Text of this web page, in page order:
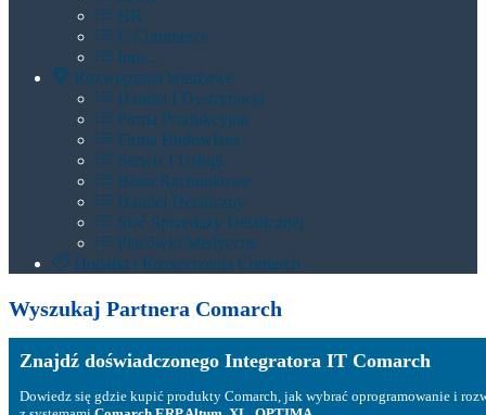
HR
E-Commerce
Inne...
Rozwiązania branżowe
Handel I Dystrybucja
Firma Produkcyjna
Firma Budowlana
Serwis I Usługi
Biura Rachunkowe
Handel Detaliczny
Sieć Sprzedaży Detalicznej
Placówki Medyczne
Dodatki i Rozszerzenia Comarch
Wyszukaj Partnera Comarch
Znajdź doświadczonego Integratora IT Comarch
Dowiedz się gdzie kupić produkty Comarch, jak wybrać oprogramowanie i